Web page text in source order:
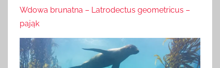
Wdowa brunatna – Latrodectus geometricus –
pająk